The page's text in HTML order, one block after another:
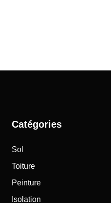
Catégories
Sol
Toiture
Peinture
Isolation